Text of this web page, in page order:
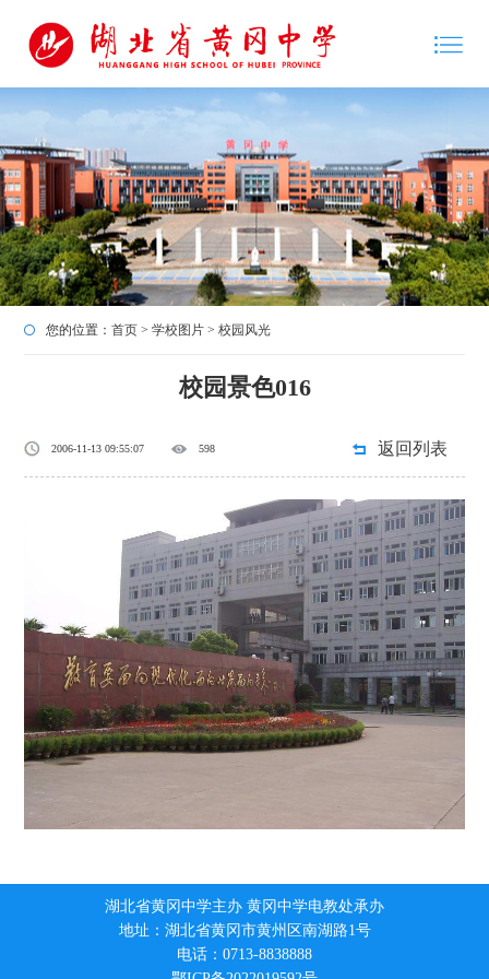
您的位置：首页 >学校图片 >校园风光
校园景色016
2006-11-13 09:55:07 598 返回列表
湖北省黄冈中学主办 黄冈中学电教处承办
地址：湖北省黄冈市黄州区南湖路1号
电话：0713-8838888